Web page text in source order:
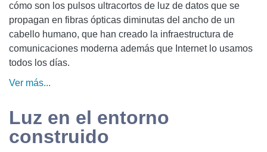
cómo son los pulsos ultracortos de luz de datos que se
propagan en fibras ópticas diminutas del ancho de un
cabello humano, que han creado la infraestructura de
comunicaciones moderna además que Internet lo usamos
todos los días.
Ver más...
Luz en el entorno
construido